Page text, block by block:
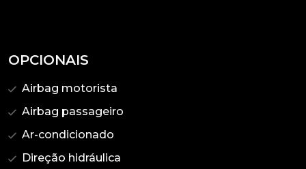
OPCIONAIS
Airbag motorista
Airbag passageiro
Ar-condicionado
Direção hidráulica